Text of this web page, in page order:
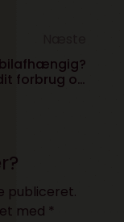
forbrug og
publiceret.
med *